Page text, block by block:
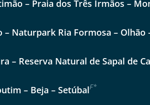
Auswahl
Auswahl
– Praia dos Três Irmãos –
– Naturpark Ria Formosa – Olhão
– Reserva Natural de Sapal de
– Beja – SetúbalF*